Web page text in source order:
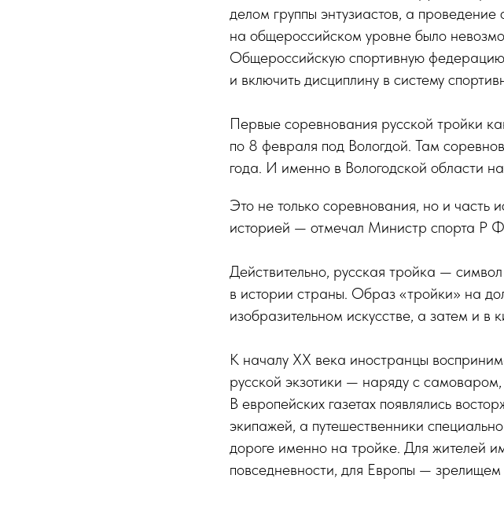
делом группы энтузиастов, а
на общероссийском уровне было
Общероссийскую спортивную
и включить дисциплину в систему
Первые соревнования русской тройки
по 8 февраля под Вологдой. Там
года. И именно в Вологодской области
Это не только соревнования, но и часть
историей — отмечал Министр спорта Р
Действительно, русская тройка —
в истории страны. Образ «тройки» на
изобразительном искусстве, а затем и в
К началу XX века иностранцы
русской экзотики — наряду с
В европейских газетах появлялись
экипажей, а путешественники
дороге именно на тройке. Для жителей
повседневности, для Европы — зрелищем